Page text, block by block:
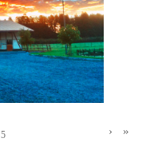
5 › »